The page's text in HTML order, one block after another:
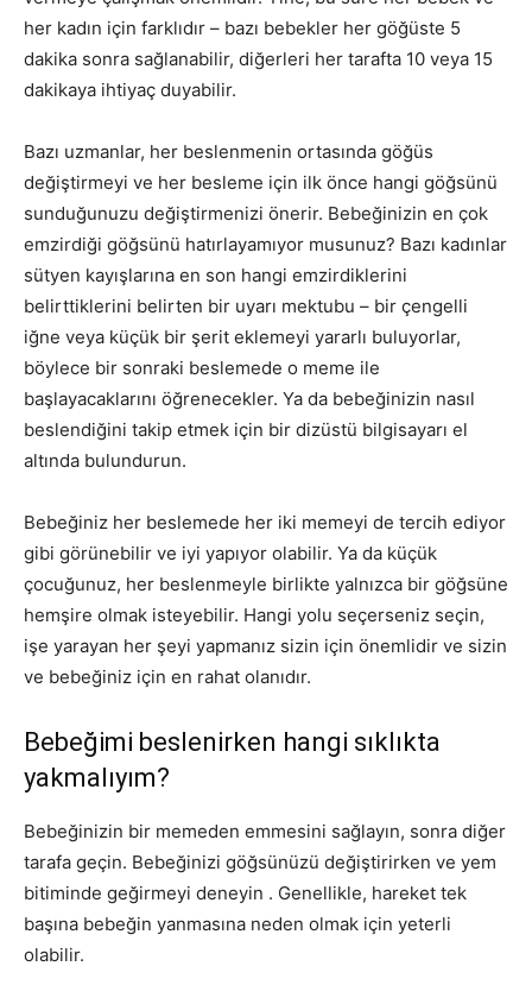
her kadın için farklıdır – bazı bebekler her göğüste 5
dakika sonra sağlanabilir, diğerleri her tarafta 10 veya 15
dakikaya ihtiyaç duyabilir.
Bazı uzmanlar, her beslenmenin ortasında göğüs
değiştirmeyi ve her besleme için ilk önce hangi göğsünü
sunduğunuzu değiştirmenizi önerir. Bebeğinizin en çok
emzirdiği göğsünü hatırlayamıyor musunuz? Bazı kadınlar
sütyen kayışlarına en son hangi emzirdiklerini
belirttiklerini belirten bir uyarı mektubu – bir çengelli
iğne veya küçük bir şerit eklemeyi yararlı buluyorlar,
böylece bir sonraki beslemede o meme ile
başlayacaklarını öğrenecekler. Ya da bebeğinizin nasıl
beslendiğini takip etmek için bir dizüstü bilgisayarı el
altında bulundurun.
Bebeğiniz her beslemede her iki memeyi de tercih ediyor
gibi görünebilir ve iyi yapıyor olabilir. Ya da küçük
çocuğunuz, her beslenmeyle birlikte yalnızca bir göğsüne
hemşire olmak isteyebilir. Hangi yolu seçerseniz seçin,
işe yarayan her şeyi yapmanız sizin için önemlidir ve sizin
ve bebeğiniz için en rahat olanıdır.
Bebeğimi beslenirken hangi sıklıkta
yakmalıyım?
Bebeğinizin bir memeden emmesini sağlayın, sonra diğer
tarafa geçin. Bebeğinizi göğsünüzü değiştirirken ve yem
bitiminde geğirmeyi deneyin . Genellikle, hareket tek
başına bebeğin yanmasına neden olmak için yeterli
olabilir.